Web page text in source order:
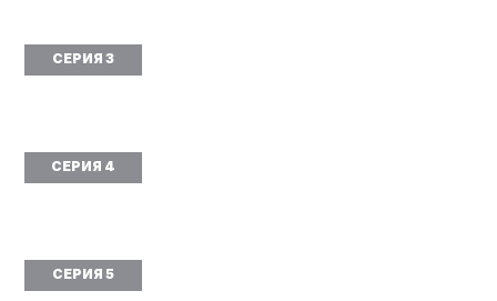
СЕРИЯ 3
СЕРИЯ 4
СЕРИЯ 5